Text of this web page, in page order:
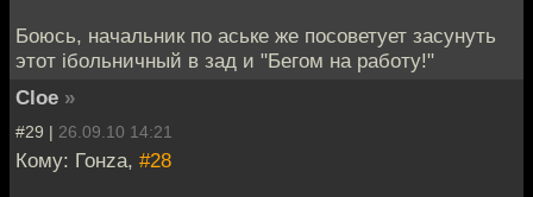
Боюсь, начальник по аське же посоветует засунуть
этот iбольничный в зад и "Бегом на работу!"
Cloe »
#29 | 26.09.10 14:21
Кому: Гонzа, #28